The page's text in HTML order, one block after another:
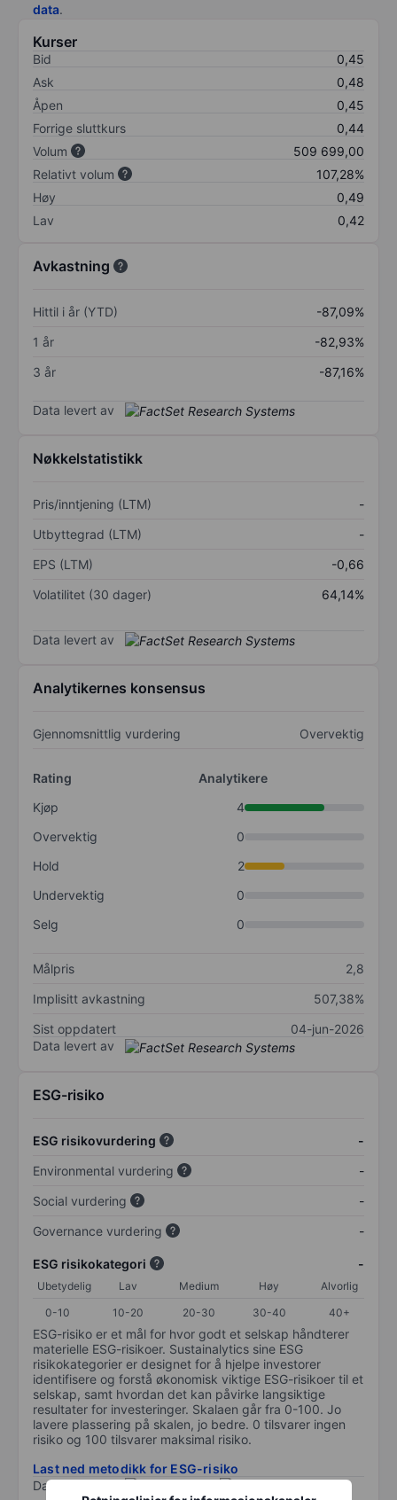
data.
Kurser
Bid
0,45
Ask
0,48
Åpen
0,45
Forrige sluttkurs
0,44
Volum
509 699,00
Relativt volum
107,28%
Høy
0,49
Lav
0,42
Avkastning
Hittil i år (YTD)
-87,09%
1 år
-82,93%
3 år
-87,16%
Data levert av
Nøkkelstatistikk
Pris/inntjening (LTM)
-
Utbyttegrad (LTM)
-
EPS (LTM)
-0,66
Volatilitet (30 dager)
64,14%
Data levert av
Analytikernes konsensus
Gjennomsnittlig vurdering Overvektig
Rating
Analytikere
Kjøp
4
Overvektig
0
Hold
2
Undervektig
0
Selg
0
Målpris
2,8
Implisitt avkastning
507,38%
Sist oppdatert
04-jun-2026
Data levert av
ESG-risiko
ESG risikovurdering
-
Environmental vurdering
-
Social vurdering
-
Governance vurdering
-
ESG risikokategori -
Ubetydelig Lav Medium Høy
Alvorlig
0-10
10-20 20-30 30-40 40+
ESG-risiko er et mål for hvor godt et selskap håndterer
materielle ESG-risikoer. Sustainalytics sine ESG
risikokategorier er designet for å hjelpe investorer
identifisere og forstå økonomisk viktige ESG-risikoer til et
selskap, samt hvordan det kan påvirke langsiktige
resultater for investeringer. Skalaen går fra 0-100. Jo
lavere plassering på skalen, jo bedre. 0 tilsvarer ingen
risiko og 100 tilsvarer maksimal risiko.
Last ned metodikk for ESG-risiko
Data levert av